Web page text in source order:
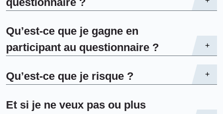
Qu’est-ce que je gagne en
participant au questionnaire ?
+
Qu’est-ce que je risque ? +
Et si je ne veux pas ou plus